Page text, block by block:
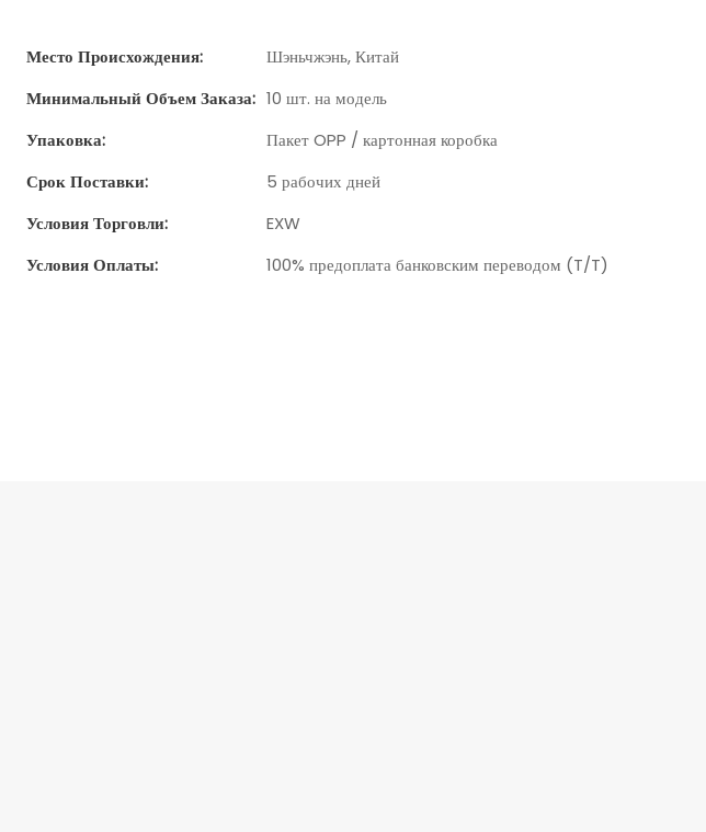
Место Происхождения:
Шэньчжэнь, Китай
Минимальный Объем Заказа: 10 шт. на модель
Упаковка:
Пакет OPP / картонная коробка
Срок Поставки:
5 рабочих дней
Условия Торговли:
EXW
Условия Оплаты:
100% предоплата банковским переводом (T/T)